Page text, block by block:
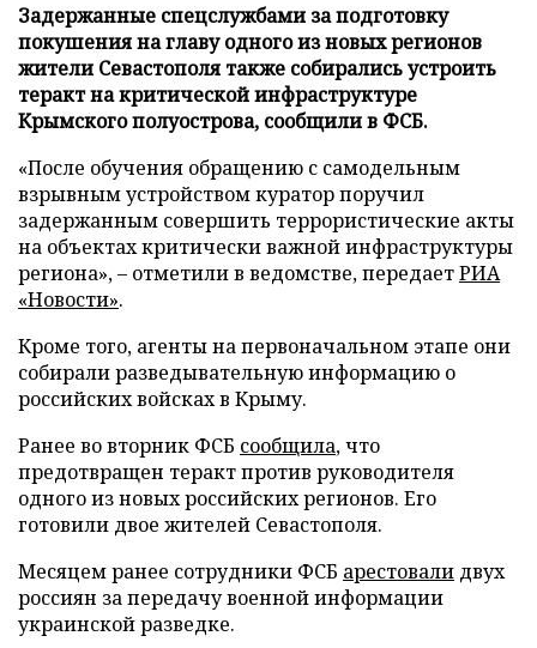
Задержанные спецслужбами за подготовку
покушения на главу одного из новых регионов
жители Севастополя также собирались устроить
теракт на критической инфраструктуре
Крымского полуострова, сообщили в ФСБ.
«После обучения обращению с самодельным
взрывным устройством куратор поручил
задержанным совершить террористические акты
на объектах критически важной инфраструктуры
региона», – отметили в ведомстве, передаетРИА
«Новости».
Кроме того, агенты на первоначальном этапе они
собирали разведывательную информацию о
российских войсках в Крыму.
Ранее во вторник ФСБ сообщила, что
предотвращен теракт против руководителя
одного из новых российских регионов. Его
готовили двое жителей Севастополя.
Месяцем ранее сотрудники ФСБ арестовали двух
россиян за передачу военной информации
украинской разведке.